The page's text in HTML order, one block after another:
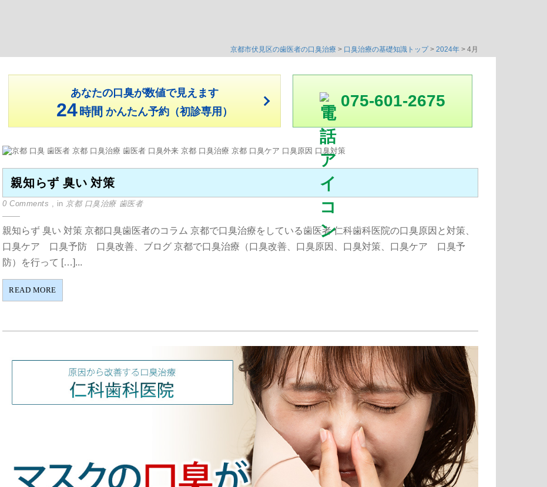
京都市伏見区の歯医者の口臭治療 > 口臭治療の基礎知識トップ> 2024年 > 4月
あなたの口臭が数値で見えます
24時間 かんたん予約（初診専用）
075-601-2675
親知らず 臭い 対策
0 Comments , in 京都 口臭治療 歯医者
親知らず 臭い 対策 京都口臭歯医者のコラム 京都で口臭治療をしている歯医者 仁科歯科医院の口臭原因と対策、
口臭ケア 口臭予防 口臭改善、ブログ 京都で口臭治療（口臭改善、口臭原因、口臭対策、口臭ケア 口臭予
防）を行って […]...
READ MORE